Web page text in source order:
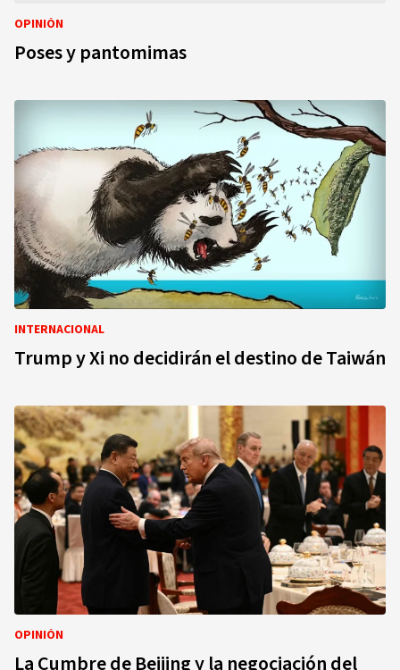
OPINIÓN
Poses y pantomimas
INTERNACIONAL
Trump y Xi no decidirán el destino de Taiwán
OPINIÓN
La Cumbre de Beijing y la negociación del